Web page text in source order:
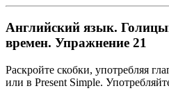
Английский язык.
времен. Упражнение 21
Раскройте скобки, употребляя
или в Present Simple.